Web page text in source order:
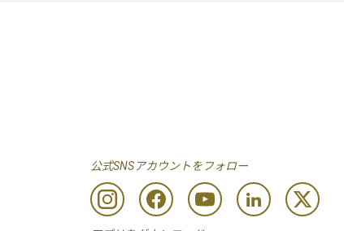
公式SNSアカウントをフォロー